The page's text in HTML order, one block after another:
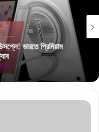
ভারতে প্রিমিয়াম